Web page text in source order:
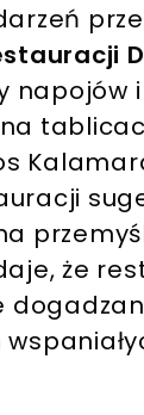
napojów
że